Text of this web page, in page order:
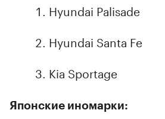
Hyundai Palisade
Hyundai Santa Fe
Kia Sportage
Японские иномарки: